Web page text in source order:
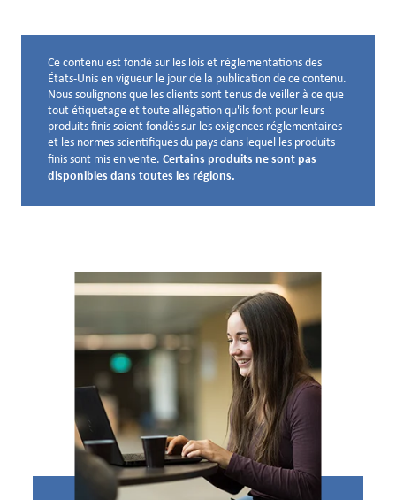
Avis de non-responsabilité ci-dessous
Ce contenu est fondé sur les lois et réglementations des
États-Unis en vigueur le jour de la publication de ce contenu.
Nous soulignons que les clients sont tenus de veiller à ce que
tout étiquetage et toute allégation qu'ils font pour leurs
produits finis soient fondés sur les exigences réglementaires
et les normes scientifiques du pays dans lequel les produits
finis sont mis en vente. Certains produits ne sont pas
disponibles dans toutes les régions.